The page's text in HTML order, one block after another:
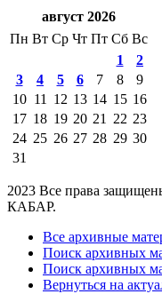
август 2026
Пн Вт Ср Чт Пт Сб Вс
1
2
3
4 5 6 7 8
9
10 11 12 13 14 15 16
17 18 19 20 21 22 23
24 25 26 27 28 29 30
31
2023 Все права
КАБАР.
Все архивные
Поиск архивных
Поиск архивных
Вернуться на